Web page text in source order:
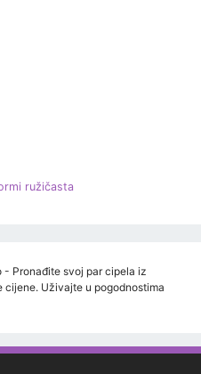
ružičasta
- Pronađite svoj par cipela iz
Uživajte u pogodnostima